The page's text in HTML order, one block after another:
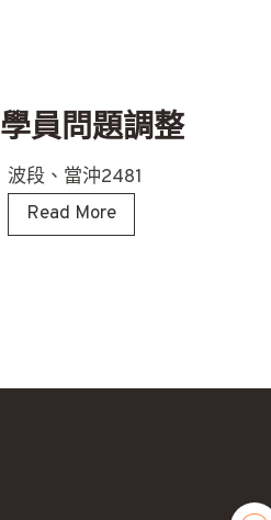
學員問題調整
波段、當沖2481
Read More學
員